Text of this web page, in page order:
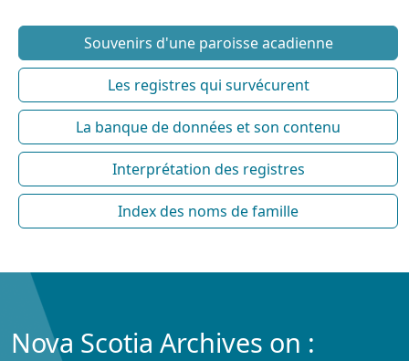
Souvenirs d'une paroisse acadienne
Les registres qui survécurent
La banque de données et son contenu
Interprétation des registres
Index des noms de famille
Nova Scotia Archives on :